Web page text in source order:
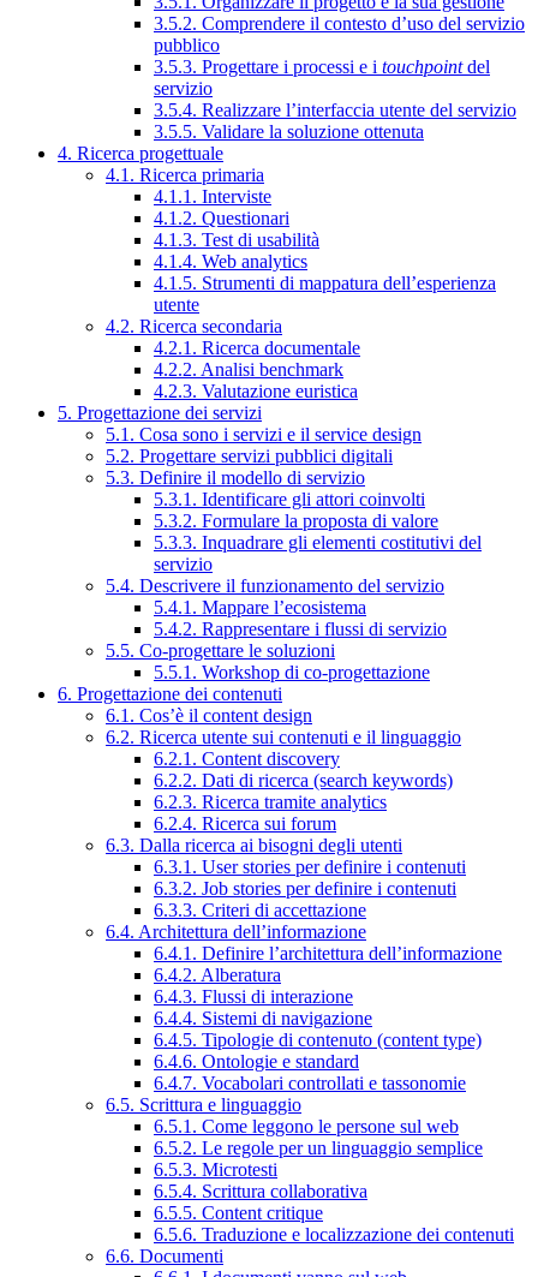
3.5.2. Comprendere il contesto d’uso del servizio
pubblico
3.5.3. Progettare i processi e i touchpointdel
servizio
3.5.4. Realizzare l’interfaccia utente del servizio
3.5.5. Validare la soluzione ottenuta
4. Ricerca progettuale
4.1. Ricerca primaria
4.1.1. Interviste
4.1.2. Questionari
4.1.3. Test di usabilità
4.1.4. Web analytics
4.1.5. Strumenti di mappatura dell’esperienza
utente
4.2. Ricerca secondaria
4.2.1. Ricerca documentale
4.2.2. Analisi benchmark
4.2.3. Valutazione euristica
5. Progettazione dei servizi
5.1. Cosa sono i servizi e il service design
5.2. Progettare servizi pubblici digitali
5.3. Definire il modello di servizio
5.3.1. Identificare gli attori coinvolti
5.3.2. Formulare la proposta di valore
5.3.3. Inquadrare gli elementi costitutivi del
servizio
5.4. Descrivere il funzionamento del servizio
5.4.1. Mappare l’ecosistema
5.4.2. Rappresentare i flussi di servizio
5.5. Co-progettare le soluzioni
5.5.1. Workshop di co-progettazione
6. Progettazione dei contenuti
6.1. Cos’è il content design
6.2. Ricerca utente sui contenuti e il linguaggio
6.2.1. Content discovery
6.2.2. Dati di ricerca (search keywords)
6.2.3. Ricerca tramite analytics
6.2.4. Ricerca sui forum
6.3. Dalla ricerca ai bisogni degli utenti
6.3.1. User stories per definire i contenuti
6.3.2. Job stories per definire i contenuti
6.3.3. Criteri di accettazione
6.4. Architettura dell’informazione
6.4.1. Definire l’architettura dell’informazione
6.4.2. Alberatura
6.4.3. Flussi di interazione
6.4.4. Sistemi di navigazione
6.4.5. Tipologie di contenuto (content type)
6.4.6. Ontologie e standard
6.4.7. Vocabolari controllati e tassonomie
6.5. Scrittura e linguaggio
6.5.1. Come leggono le persone sul web
6.5.2. Le regole per un linguaggio semplice
6.5.3. Microtesti
6.5.4. Scrittura collaborativa
6.5.5. Content critique
6.5.6. Traduzione e localizzazione dei contenuti
6.6. Documenti